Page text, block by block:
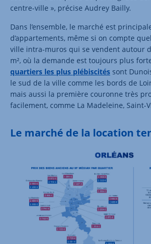
centre-ville », précise Audrey Bailly.
Dans l’ensemble, le marché est
d’appartements, même si on compte
ville intra-muros qui se vendent autour
m², où la demande est toujours plus
quartiers les plus plébiscités sont
le sud de la ville comme les bords de
mais aussi la première couronne très
facilement, comme La Madeleine, Saint-
Le marché de la location